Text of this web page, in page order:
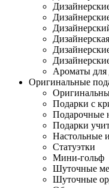
Ароматы для
Оригинальные
Подарки с
Подарочные
Подарки
Настольные
Статуэтки
Мини-гольф
Шуточные
Шуточные